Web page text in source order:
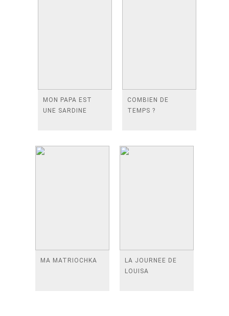
MON PAPA EST
UNE SARDINE
COMBIEN DE
TEMPS ?
MA MATRIOCHKA
LA JOURNEE DE
LOUISA